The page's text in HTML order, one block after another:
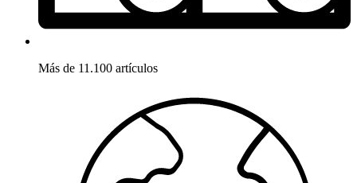
Más de 11.100 artículos